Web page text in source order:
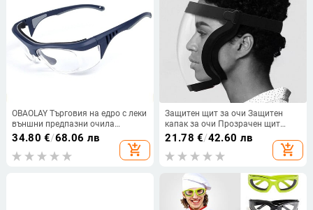
OBAOLAY Търговия на едро с леки
външни предпазни очила
Строителен партньор Ефективно
блокиращи удари Защитни очила
за работници
34.80 €/68.06 лв
add_shopping_cart
Защитен щит за очи Защитен
капак за очи Прозрачен щит
Маска Защитен капак Мото
Колоездене Ветроустойчива
маска Цяло лице
21.78 €/42.60 лв
add_shopping_cart